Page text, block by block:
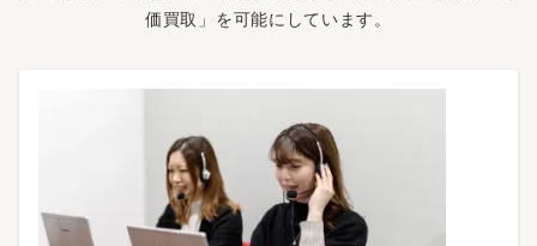
価買取」を可能にしています。